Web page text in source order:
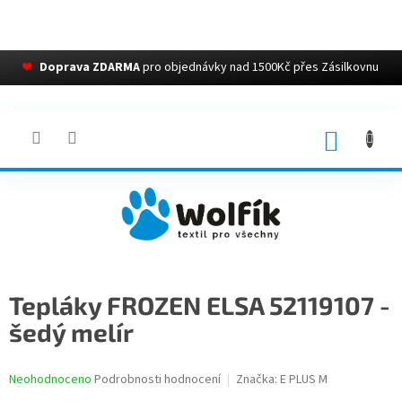
❤ Doprava ZDARMApro objednávky nad 1500Kč přes Zásilkovnu
Tepláky FROZEN ELSA 52119107 -
šedý melír
Průměrné
Neohodnoceno Podrobnosti hodnocení Značka: E PLUS M